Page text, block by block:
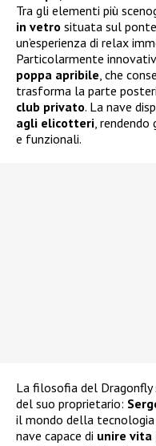
Tra gli elementi più
in vetro situata sul
un’esperienza di relax
Particolarmente
poppa apribile , che
trasforma la parte
club privato. La nave
agli elicotteri ,
e funzionali.
La filosofia del Dragonfly
del suo proprietario:
il mondo della tecnologia
nave capace di unire